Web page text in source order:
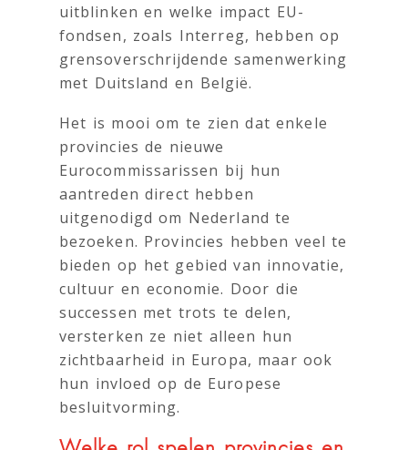
uitblinken en welke impact EU-
fondsen, zoals Interreg, hebben op
grensoverschrijdende samenwerking
met Duitsland en België.
Het is mooi om te zien dat enkele
provincies de nieuwe
Eurocommissarissen bij hun
aantreden direct hebben
uitgenodigd om Nederland te
bezoeken. Provincies hebben veel te
bieden op het gebied van innovatie,
cultuur en economie. Door die
successen met trots te delen,
versterken ze niet alleen hun
zichtbaarheid in Europa, maar ook
hun invloed op de Europese
besluitvorming.